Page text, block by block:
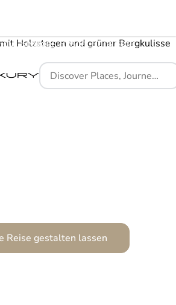
Four Seasons Resort Bora Bora
Reise gestalten lassen